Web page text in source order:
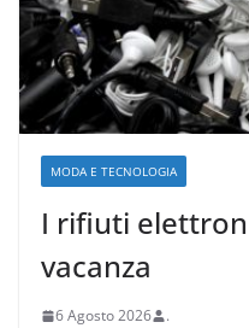
MODA E TECNOLOGIA
I rifiuti
vacanza
6 Agosto 2026 .